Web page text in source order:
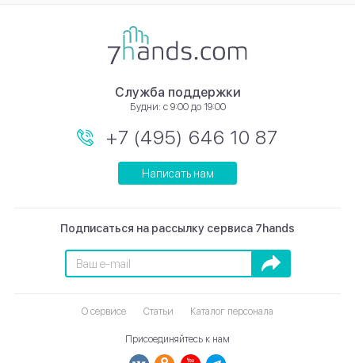
Подписаться на рассылку сервиса 7hands
Подписаться
Служба поддержки
Будни: с 9:00 до 19:00
+7 (495) 646 10 87
Написать нам
О сервисе Статьи Каталог персонала
Присоединяйтесь к нам